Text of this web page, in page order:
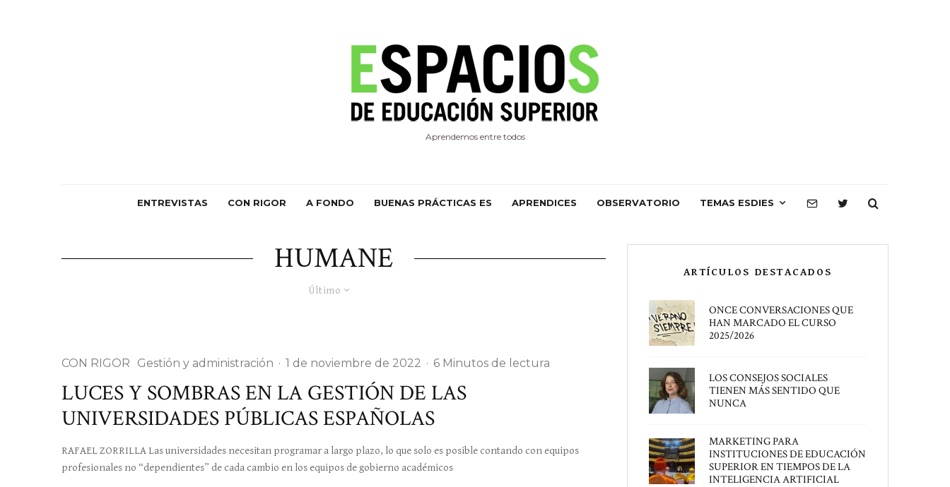
Aprendemos entre todos
ENTREVISTAS CON RIGOR A FONDO BUENAS PRÁCTICAS ES APRENDICES OBSERVATORIO TEMAS ESDIES
HUMANE
Último
CON RIGOR Gestión y administración · 1 de noviembre de 2022 · 6 Minutos de lectura
LUCES Y SOMBRAS EN LA GESTIÓN DE LAS
UNIVERSIDADES PÚBLICAS ESPAÑOLAS
RAFAEL ZORRILLA Las universidades necesitan programar a largo plazo, lo que solo es posible contando con equipos
profesionales no “dependientes” de cada cambio en los equipos de gobierno académicos
ARTÍCULOS DESTACADOS
ONCE CONVERSACIONES QUE
HAN MARCADO EL CURSO
2025/2026
LOS CONSEJOS SOCIALES
TIENEN MÁS SENTIDO QUE
NUNCA
MARKETING PARA
INSTITUCIONES DE EDUCACIÓN
SUPERIOR EN TIEMPOS DE LA
INTELIGENCIA ARTIFICIAL